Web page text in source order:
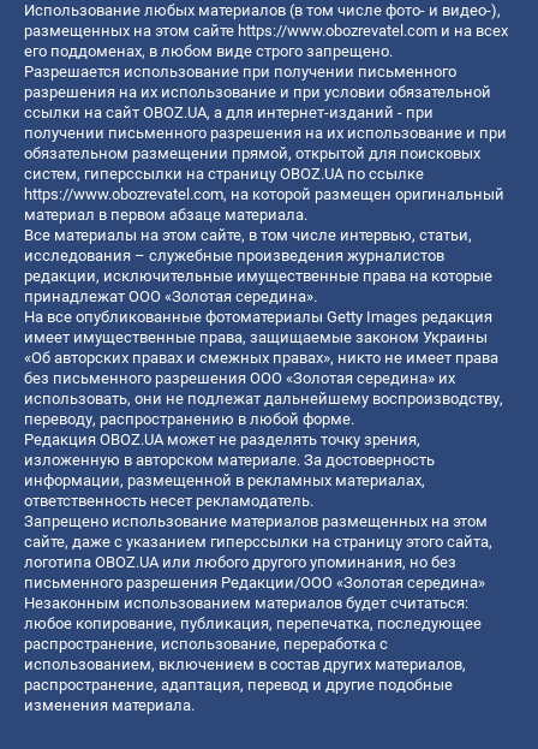
Использование любых материалов (в том числе фото- и видео-),
размещенных на этом сайте https://www.obozrevatel.com и на всех
его поддоменах, в любом виде строго запрещено.
Разрешается использование при получении письменного
разрешения на их использование и при условии обязательной
ссылки на сайт OBOZ.UA, а для интернет-изданий - при
получении письменного разрешения на их использование и при
обязательном размещении прямой, открытой для поисковых
систем, гиперссылки на страницу OBOZ.UA по ссылке
https://www.obozrevatel.com, на которой размещен оригинальный
материал в первом абзаце материала.
Все материалы на этом сайте, в том числе интервью, статьи,
исследования – служебные произведения журналистов
редакции, исключительные имущественные права на которые
принадлежат ООО «Золотая середина».
На все опубликованные фотоматериалы Getty Images редакция
имеет имущественные права, защищаемые законом Украины
«Об авторских правах и смежных правах», никто не имеет права
без письменного разрешения ООО «Золотая середина» их
использовать, они не подлежат дальнейшему воспроизводству,
переводу, распространению в любой форме.
Редакция OBOZ.UA может не разделять точку зрения,
изложенную в авторском материале. За достоверность
информации, размещенной в рекламных материалах,
ответственность несет рекламодатель.
Запрещено использование материалов размещенных на этом
сайте, даже с указанием гиперссылки на страницу этого сайта,
логотипа OBOZ.UA или любого другого упоминания, но без
письменного разрешения Редакции/ООО «Золотая середина»
Незаконным использованием материалов будет считаться:
любое копирование, публикация, перепечатка, последующее
распространение, использование, переработка с
использованием, включением в состав других материалов,
распространение, адаптация, перевод и другие подобные
изменения материала.